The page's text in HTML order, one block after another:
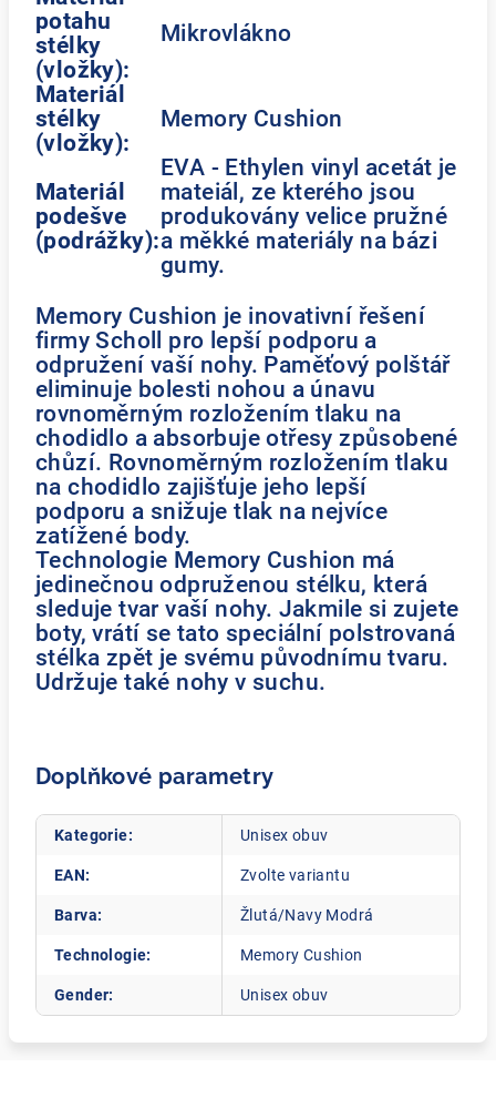
potahu
stélky
(vložky):
Mikrovlákno
Materiál
stélky
(vložky):
Memory Cushion
Materiál
podešve
(podrážky):
EVA - Ethylen vinyl acetát je
mateiál, ze kterého jsou
produkovány velice pružné
a měkké materiály na bázi
gumy.
Memory Cushion je inovativní řešení
firmy Scholl pro lepší podporu a
odpružení vaší nohy. Paměťový polštář
eliminuje bolesti nohou a únavu
rovnoměrným rozložením tlaku na
chodidlo a absorbuje otřesy způsobené
chůzí. Rovnoměrným rozložením tlaku
na chodidlo zajišťuje jeho lepší
podporu a snižuje tlak na nejvíce
zatížené body.
Technologie Memory Cushion má
jedinečnou odpruženou stélku, která
sleduje tvar vaší nohy. Jakmile si zujete
boty, vrátí se tato speciální polstrovaná
stélka zpět je svému původnímu tvaru.
Udržuje také nohy v suchu.
Doplňkové parametry
Kategorie: Unisex obuv
EAN: Zvolte variantu
Barva: Žlutá/Navy Modrá
Technologie: Memory Cushion
Gender: Unisex obuv